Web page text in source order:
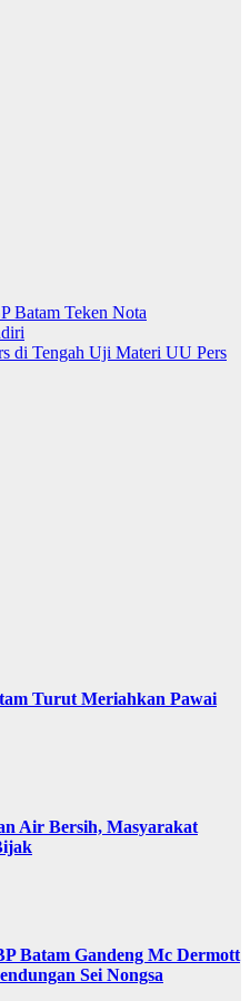
Batam Teken Nota
di Tengah Uji Materi UU Pers
Turut Meriahkan Pawai
Air Bersih, Masyarakat
Batam Gandeng Mc Dermott
Sei Nongsa